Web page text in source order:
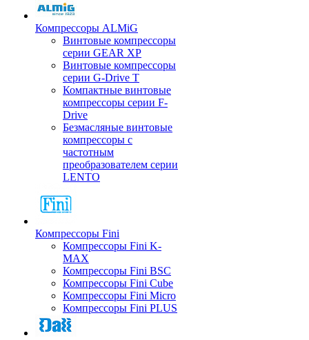
Компрессоры ALMiG
Винтовые компрессоры
серии GEAR XP
Винтовые компрессоры
серии G-Drive T
Компактные винтовые
компрессоры серии F-
Drive
Безмасляные винтовые
компрессоры с
частотным
преобразователем серии
LENTO
Компрессоры Fini
Компрессоры Fini K-
MAX
Компрессоры Fini BSC
Компрессоры Fini Cube
Компрессоры Fini Micro
Компрессоры Fini PLUS